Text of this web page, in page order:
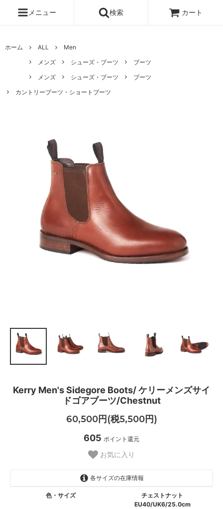
メニュー 検索 カート
ホーム ALL
Men
メンズ
シューズ・ブーツ
ブーツ
メンズ
シューズ・ブーツ
ブーツ
カントリーブーツ・ショートブーツ
Kerry Men's Sidegore Boots/ ケリーメンズサイ
ドゴアブーツ/Chestnut
60,500円(税5,500円)
605 ポイント還元
お気に入り
各サイズの在庫情報
色・サイズ
チェストナット
EU40/UK6/25.0cm